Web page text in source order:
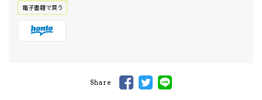
電⼦書籍で買う
Share